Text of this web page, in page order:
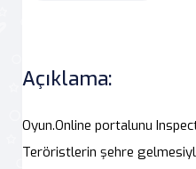
Açıklama:
Oyun.Online portalunu
Teröristlerin şehre